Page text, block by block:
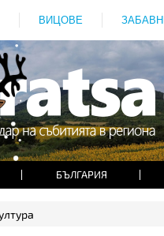
ВИЦОВЕ
БЪЛГАРИЯ